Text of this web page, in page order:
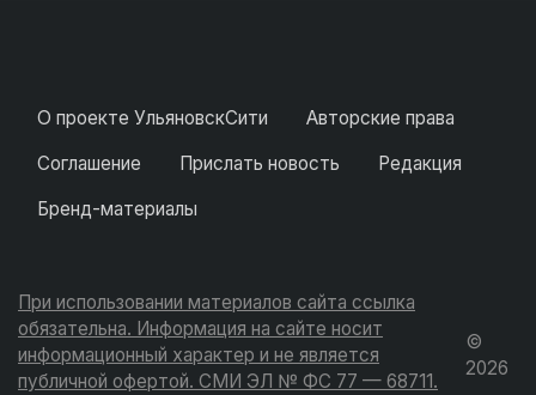
О проекте УльяновскСити
Авторские права
Соглашение
Прислать новость
Редакция
Бренд-материалы
При использовании материалов сайта ссылка
обязательна. Информация на сайте носит
информационный характер и не является
публичной офертой. СМИ ЭЛ № ФС 77 — 68711.
©
2026